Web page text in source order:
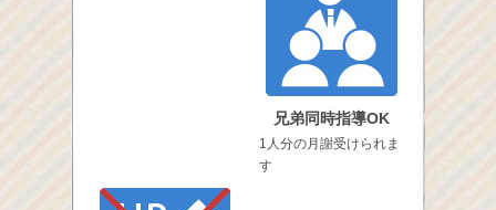
兄弟同時指導OK
1人分の月謝受けられま
す